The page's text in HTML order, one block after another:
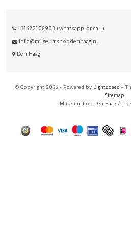
+31622108903 (whatsapp or call)
info@museumshopdenhaag.nl
Den Haag
© Copyright 2026 - Powered by Lightspeed -
Sitemap
Museumshop Den Haag / -